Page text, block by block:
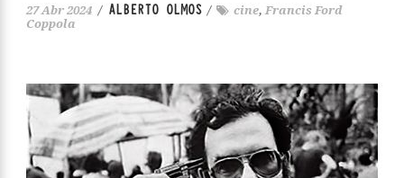
27 Abr 2024 / ALBERTO OLMOS / cine, Francis Ford
Coppola